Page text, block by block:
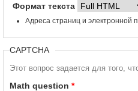
Формат текста
Адреса страниц и электронной
CAPTCHA
Этот вопрос задается для того,
Math question *